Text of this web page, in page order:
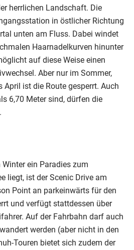
herrlichen Landschaft. Die
in östlicher Richtung
unten am Fluss. Dabei windet
Haarnadelkurven hinunter
auf diese Weise einen
Aber nur im Sommer,
April ist die Route gesperrt. Auch
6,70 Meter sind, dürfen die
ein Paradies zum
liegt, ist der Scenic Drive am
Point an parkeinwärts für den
und verfügt stattdessen über
Auf der Fahrbahn darf auch
werden (aber nicht in den
Touren bietet sich zudem der